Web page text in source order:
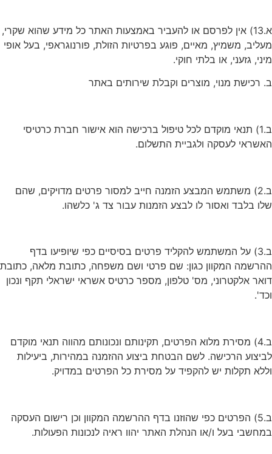
א.13) אין לפרסם או להעביר באמצעות האתר כל מידע שהוא שקרי,
מעליב, משמיץ, מאיים, פוגע בפרטיות הזולת, פורנוגראפי, בעל אופי
מיני, גזעני, או בלתי חוקי.
ב. רכישת מנוי, מוצרים וקבלת שירותים באתר
ב.1) תנאי מוקדם לכל טיפול ברכישה הוא אישור חברת כרטיסי
האשראי לעסקה ולגביית התשלום.
ב.2) משתמש המבצע הזמנה חייב למסור פרטים מדויקים, שהם
שלו בלבד ואסור לו לבצע הזמנות עבור צד ג' כלשהו.
ב.3) על המשתמש להקליד פרטים בסיסיים כפי שיופיעו בדף
ההרשמה המקוון כגון: שם פרטי ושם משפחה, כתובת מלאה, כתובת
דואר אלקטרוני, מס' טלפון, מספר כרטיס אשראי ישראלי תקף ונכון
וכד'.
ב.4) מסירת מלוא הפרטים, תקינותם ונכונותם מהווה תנאי מוקדם
לביצוע הרכישה. לשם הבטחת ביצוע ההזמנה במהירות, ביעילות
וללא תקלות יש להקפיד על מסירת כל הפרטים במדויק.
ב.5) הפרטים כפי שהוזנו בדף ההרשמה המקוון וכן רישום העסקה
במחשבי בעל ו/או הנהלת האתר יהוו ראיה לנכונות הפעולות.